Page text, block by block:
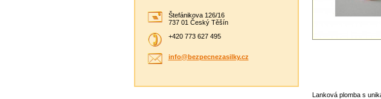
Lanková plomba s
Štefánikova 126/16
737 01 Český Těšín
+420 773 627 495
info@bezpecnezasilky.cz